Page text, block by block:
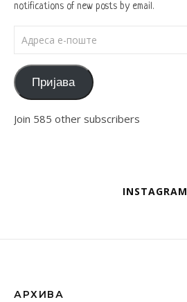
notifications of new posts by email.
Пријава
Join 585 other subscribers
INSTAGRAM
АРХИВА